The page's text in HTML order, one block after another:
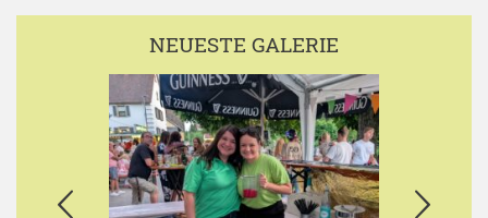
NEUESTE GALERIE